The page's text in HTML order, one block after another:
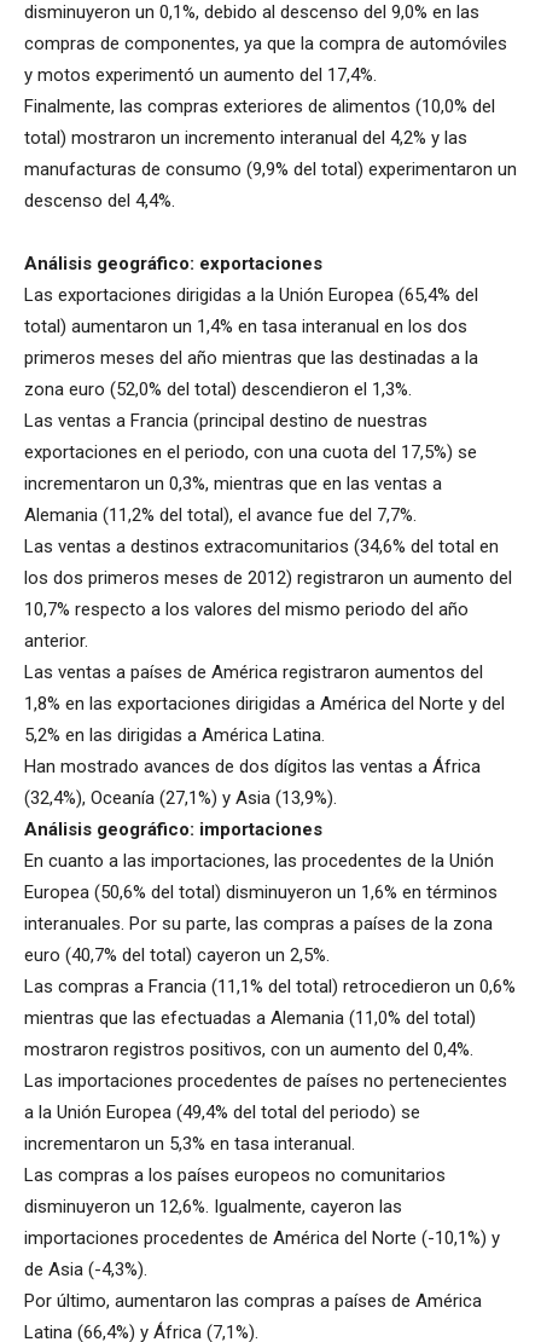
disminuyeron un 0,1%, debido al descenso del 9,0% en las
compras de componentes, ya que la compra de automóviles
y motos experimentó un aumento del 17,4%.
Finalmente, las compras exteriores de alimentos (10,0% del
total) mostraron un incremento interanual del 4,2% y las
manufacturas de consumo (9,9% del total) experimentaron un
descenso del 4,4%.
Análisis geográfico: exportaciones
Las exportaciones dirigidas a la Unión Europea (65,4% del
total) aumentaron un 1,4% en tasa interanual en los dos
primeros meses del año mientras que las destinadas a la
zona euro (52,0% del total) descendieron el 1,3%.
Las ventas a Francia (principal destino de nuestras
exportaciones en el periodo, con una cuota del 17,5%) se
incrementaron un 0,3%, mientras que en las ventas a
Alemania (11,2% del total), el avance fue del 7,7%.
Las ventas a destinos extracomunitarios (34,6% del total en
los dos primeros meses de 2012) registraron un aumento del
10,7% respecto a los valores del mismo periodo del año
anterior.
Las ventas a países de América registraron aumentos del
1,8% en las exportaciones dirigidas a América del Norte y del
5,2% en las dirigidas a América Latina.
Han mostrado avances de dos dígitos las ventas a África
(32,4%), Oceanía (27,1%) y Asia (13,9%).
Análisis geográfico: importaciones
En cuanto a las importaciones, las procedentes de la Unión
Europea (50,6% del total) disminuyeron un 1,6% en términos
interanuales. Por su parte, las compras a países de la zona
euro (40,7% del total) cayeron un 2,5%.
Las compras a Francia (11,1% del total) retrocedieron un 0,6%
mientras que las efectuadas a Alemania (11,0% del total)
mostraron registros positivos, con un aumento del 0,4%.
Las importaciones procedentes de países no pertenecientes
a la Unión Europea (49,4% del total del periodo) se
incrementaron un 5,3% en tasa interanual.
Las compras a los países europeos no comunitarios
disminuyeron un 12,6%. Igualmente, cayeron las
importaciones procedentes de América del Norte (-10,1%) y
de Asia (-4,3%).
Por último, aumentaron las compras a países de América
Latina (66,4%) y África (7,1%).